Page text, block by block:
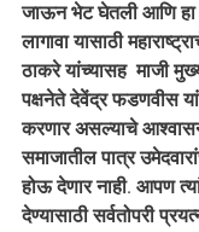
जाऊन भेट घेतली आणि हा
लागावा यासाठी
ठाकरे यांच्यासह  माजी
पक्षनेते देवेंद्र फडणवीस
करणार असल्याचे
समाजातील पात्र
होऊ देणार नाही. आपण
देण्यासाठी सर्वतोपरी